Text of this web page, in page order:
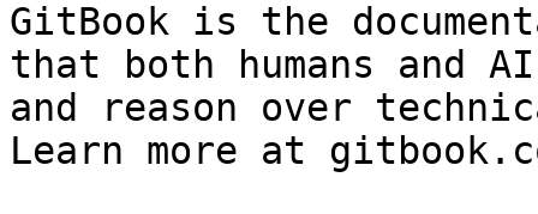
GitBook is the
that both humans and
and reason over
Learn more at